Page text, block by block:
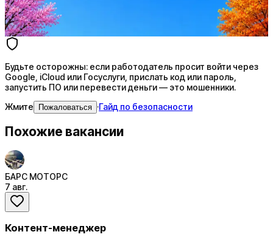
Будьте осторожны: если работодатель просит войти через
Google, iCloud или Госуслуги, прислать код или пароль,
запустить ПО или перевести деньги — это мошенники.
Жмите
Пожаловаться ·Гайд по безопасности
Похожие вакансии
БАРС МОТОРС
7 авг.
Контент-менеджер